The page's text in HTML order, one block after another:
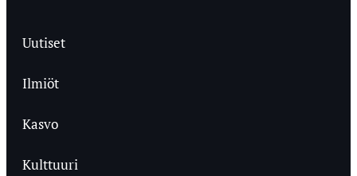
Uutiset
Ilmiöt
Kasvo
Kulttuuri